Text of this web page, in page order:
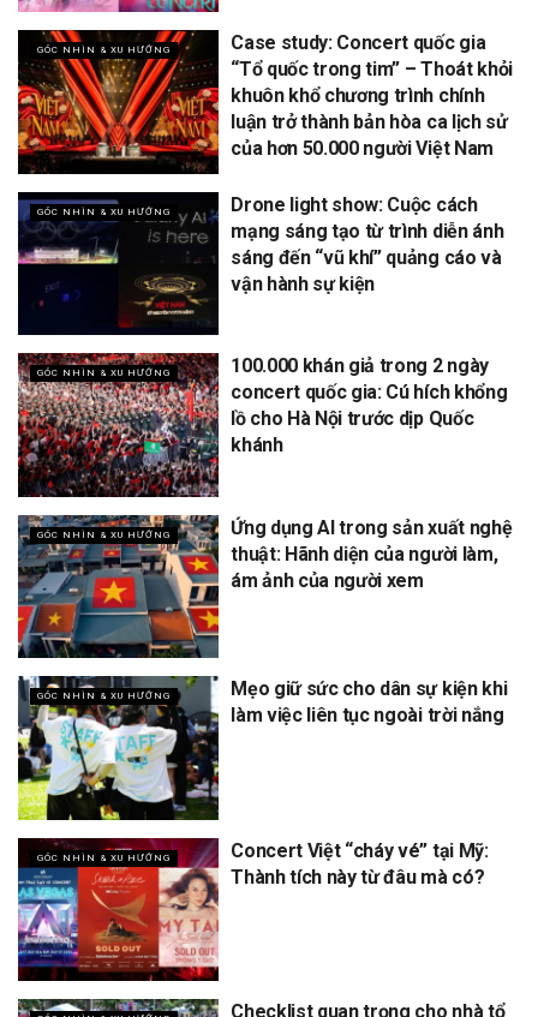
GÓC NHÌN & XU HƯỚNG
Case study: Concert quốc gia
“Tổ quốc trong tim” – Thoát khỏi
khuôn khổ chương trình chính
luận trở thành bản hòa ca lịch sử
của hơn 50.000 người Việt Nam
GÓC NHÌN & XU HƯỚNG
Drone light show: Cuộc cách
mạng sáng tạo từ trình diễn ánh
sáng đến “vũ khí” quảng cáo và
vận hành sự kiện
GÓC NHÌN & XU HƯỚNG
100.000 khán giả trong 2 ngày
concert quốc gia: Cú hích khổng
lồ cho Hà Nội trước dịp Quốc
khánh
GÓC NHÌN & XU HƯỚNG
Ứng dụng AI trong sản xuất nghệ
thuật: Hãnh diện của người làm,
ám ảnh của người xem
GÓC NHÌN & XU HƯỚNG
Mẹo giữ sức cho dân sự kiện khi
làm việc liên tục ngoài trời nắng
GÓC NHÌN & XU HƯỚNG
Concert Việt “cháy vé” tại Mỹ:
Thành tích này từ đâu mà có?
Checklist quan trọng cho nhà tổ